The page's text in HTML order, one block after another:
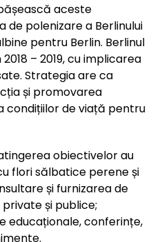
aceste
polenizare a Berlinului
pentru Berlin. Berlinul
– 2019, cu implicarea
Strategia are ca
și promovarea
condițiilor de viață pentru
obiectivelor au
flori sălbatice perene și
și furnizarea de
și publice;
educaționale, conferințe,